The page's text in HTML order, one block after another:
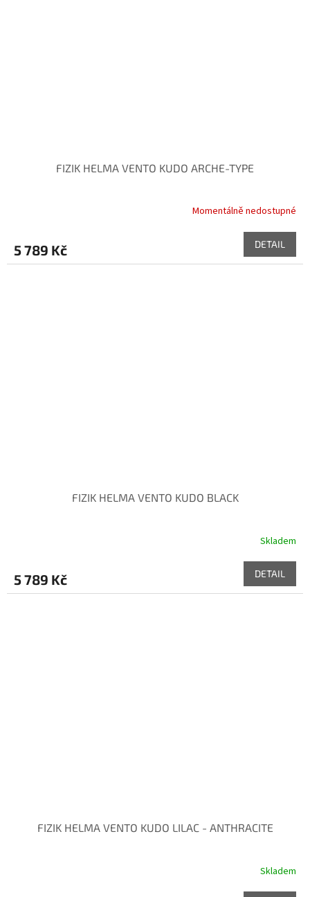
FIZIK HELMA VENTO KUDO ARCHE-TYPE
Momentálně nedostupné
5 789 Kč DETAIL
FIZIK HELMA VENTO KUDO BLACK
Skladem
5 789 Kč DETAIL
FIZIK HELMA VENTO KUDO LILAC - ANTHRACITE
Skladem